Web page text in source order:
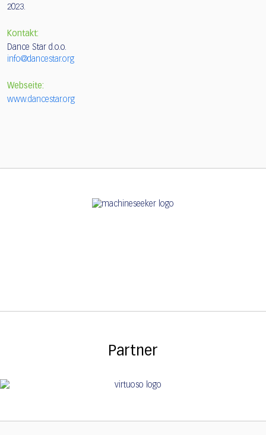
2023.
Kontakt:
Dance Star d.o.o.
info@dancestar.org
Webseite:
www.dancestar.org
Partner